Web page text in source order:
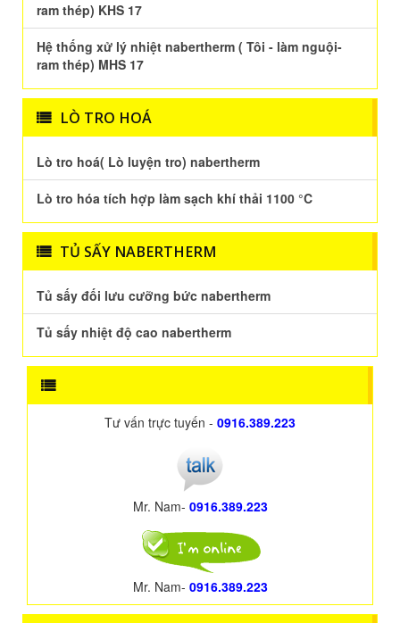
ram thép) KHS 17
Hệ thống xử lý nhiệt nabertherm ( Tôi - làm nguội-
ram thép) MHS 17
LÒ TRO HOÁ
Lò tro hoá( Lò luyện tro) nabertherm
Lò tro hóa tích hợp làm sạch khí thải 1100 °C
TỦ SẤY NABERTHERM
Tủ sấy đối lưu cưỡng bức nabertherm
Tủ sấy nhiệt độ cao nabertherm
Tư vấn trực tuyến - 0916.389.223
Mr. Nam- 0916.389.223
Mr. Nam- 0916.389.223